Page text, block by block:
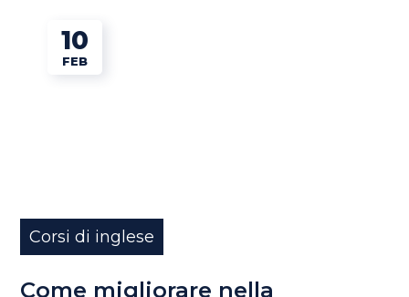
10
FEB
Corsi di inglese
Come migliorare nella